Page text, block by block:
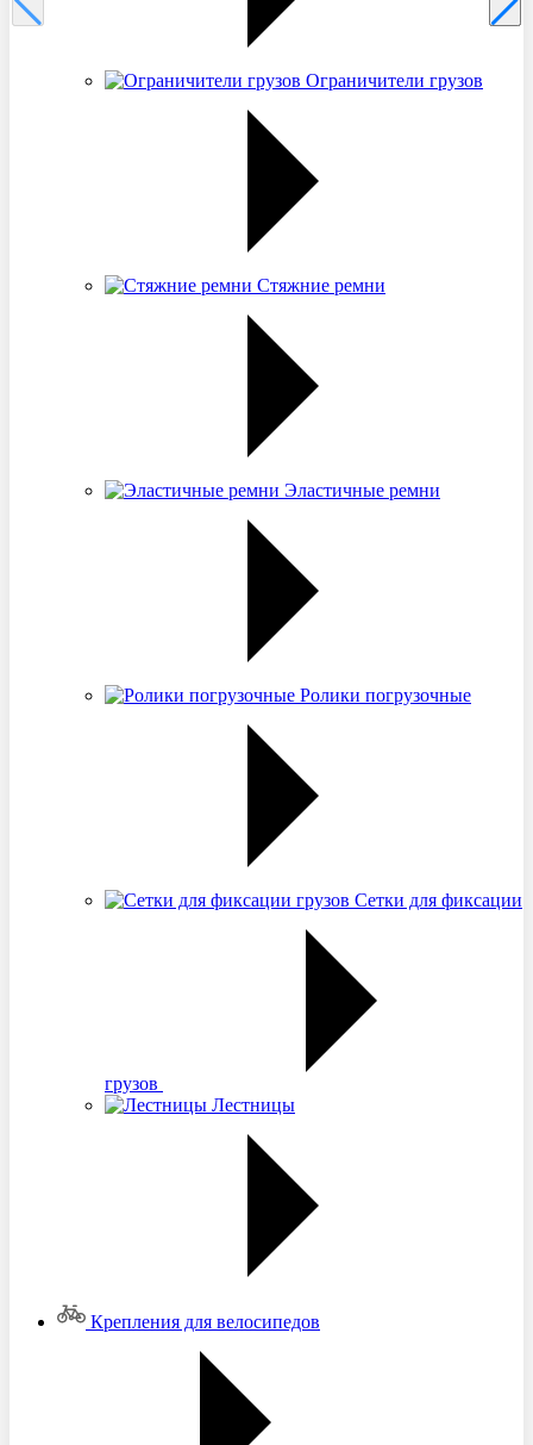
Ограничители грузов
Стяжние ремни
Эластичные ремни
Ролики погрузочные
Сетки для фиксации
грузов
Лестницы
Крепления для велосипедов